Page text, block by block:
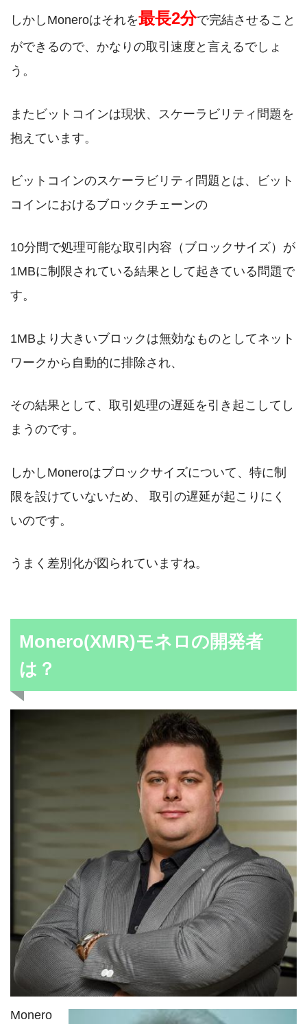
しかしMoneroはそれを最長2分で完結させること
ができるので、かなりの取引速度と言えるでしょ
う。
またビットコインは現状、スケーラビリティ問題を
抱えています。
ビットコインのスケーラビリティ問題とは、ビット
コインにおけるブロックチェーンの
10分間で処理可能な取引内容（ブロックサイズ）が
1MBに制限されている結果として起きている問題で
す。
1MBより大きいブロックは無効なものとしてネット
ワークから自動的に排除され、
その結果として、取引処理の遅延を引き起こしてし
まうのです。
しかしMoneroはブロックサイズについて、特に制
限を設けていないため、 取引の遅延が起こりにく
いのです。
うまく差別化が図られていますね。
Monero(XMR)モネロの開発者
は？
Monero